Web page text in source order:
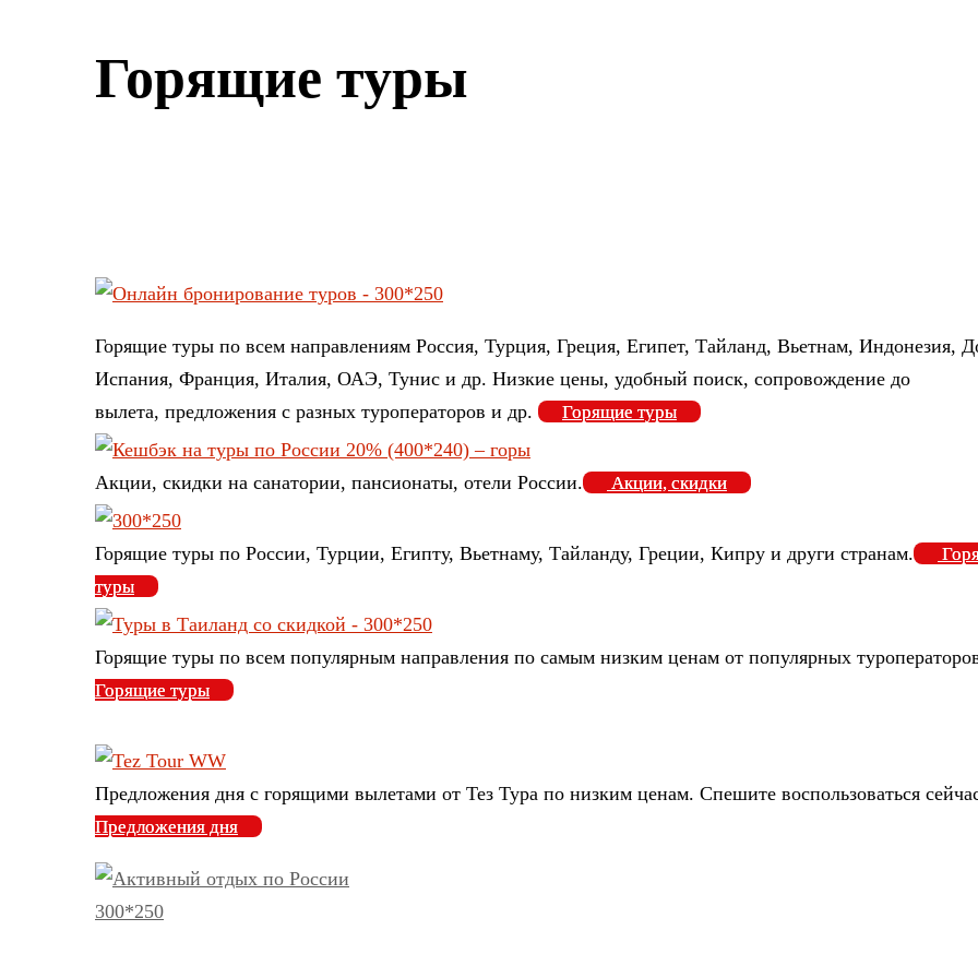
Горящие туры
Горящие туры по всем направлениям Россия, Турция, Греция, Египет, Тайланд, Вьетнам, Индонезия,
Испания, Франция, Италия, ОАЭ, Тунис и др. Низкие цены, удобный поиск, сопровождение до
вылета, предложения с разных туроператоров и др.
Горящие туры
Акции, скидки на санатории, пансионаты, отели России. Акции, скидки
Горящие туры по России, Турции, Египту, Вьетнаму, Тайланду, Греции, Кипру и други странам.
туры
Горящие туры по всем популярным направления по самым низким ценам от популярных
Горящие туры
Предложения дня с горящими вылетами от Тез Тура по низким ценам. Спешите воспользоваться
Предложения дня